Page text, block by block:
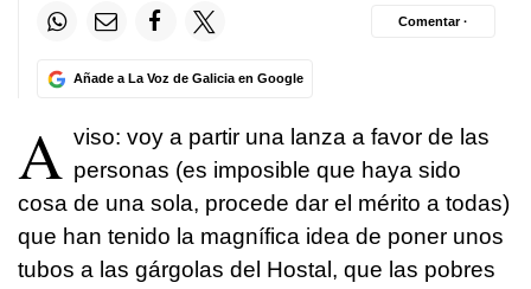
Añade a La Voz de Galicia en Google
Comentar ·
A viso: voy a partir una lanza a favor de las
personas (es imposible que haya sido
cosa de una sola, procede dar el mérito a todas)
que han tenido la magnífica idea de poner unos
tubos a las gárgolas del Hostal, que las pobres